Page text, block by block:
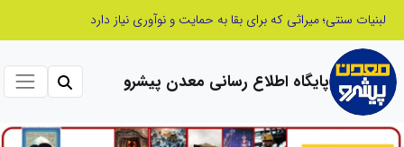
پایگاه اطلاع رسانی معدن پیشرو